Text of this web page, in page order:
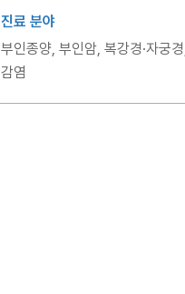
진료 분야
부인종양, 부인암, 복강경·자궁
감염